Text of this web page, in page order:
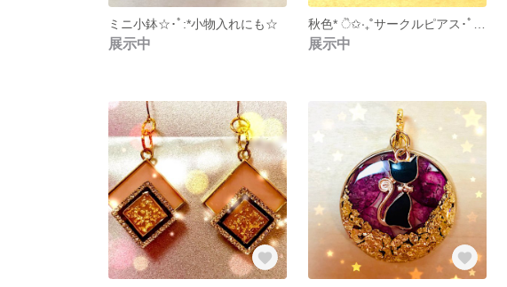
ミニ小鉢☆･ﾟ:*小物入れにも☆
展示中 展示中